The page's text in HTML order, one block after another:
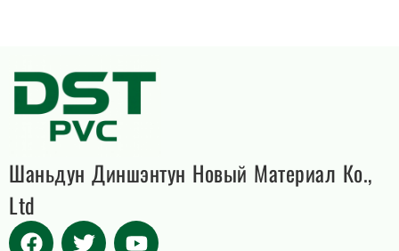
Шаньдун Диншэнтун Новый Материал Ко.,
Ltd